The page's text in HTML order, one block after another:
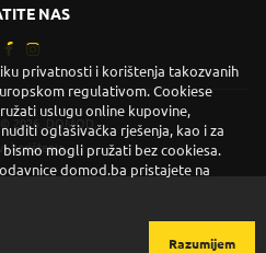
NAS
2026. DOMOD.
korištenja.
privatnosti i korištenja takozvanih
regulativom. Cookiese
uslugu online kupovine,
oglašivačka rješenja, kao i za
mogli pružati bez cookiesa.
domod.ba pristajete na
Razumijem